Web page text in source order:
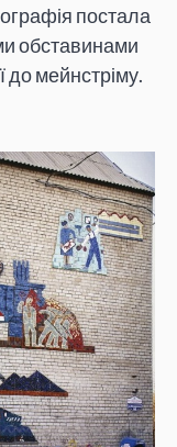
постала
обставинами
до мейнстріму.